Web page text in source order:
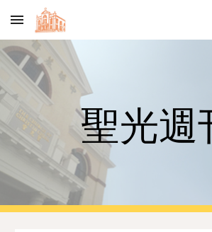
Skip to main content
聖光週